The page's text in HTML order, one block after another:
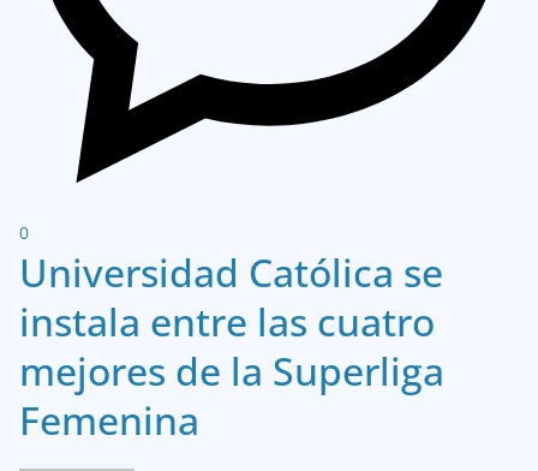
0
Universidad Católica se
instala entre las cuatro
mejores de la Superliga
Femenina